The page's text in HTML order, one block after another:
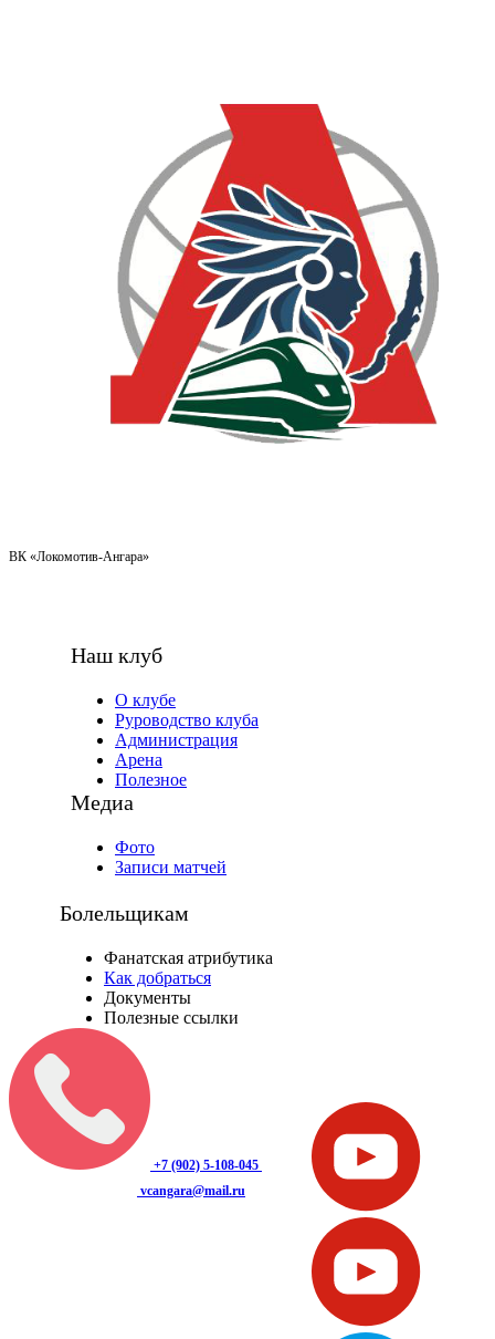
ВК «Локомотив-Ангара»
Наш клуб
О клубе
Руроводство клуба
Администрация
Арена
Полезное
Медиа
Фото
Записи матчей
Болельщикам
Фанатская атрибутика
Как добраться
Документы
Полезные ссылки
+7 (902) 5-108-045
​vcangara@mail.ru